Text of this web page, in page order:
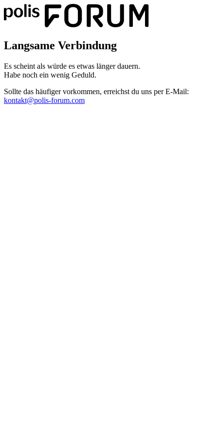
Langsame Verbindung
Es scheint als würde es etwas länger dauern.
Habe noch ein wenig Geduld.
Sollte das häufiger vorkommen, erreichst du uns per E-Mail:
kontakt@polis-forum.com